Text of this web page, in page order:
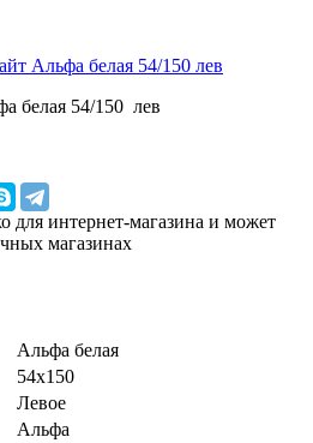
белая 54/150 лев
для интернет-магазина и может
магазинах
Альфа белая
54х150
Левое
Альфа